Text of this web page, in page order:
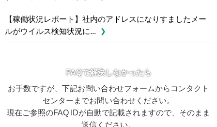
【稼働状況レポート】社内のアドレスになりすましたメー
ルがウイルス検知状況に...
FAQで解決しなかったら
お手数ですが、下記お問い合わせフォームからコンタクト
センターまでお問い合わせください。
現在ご参照のFAQ IDが自動で記載されますので、そのまま
送信ください。